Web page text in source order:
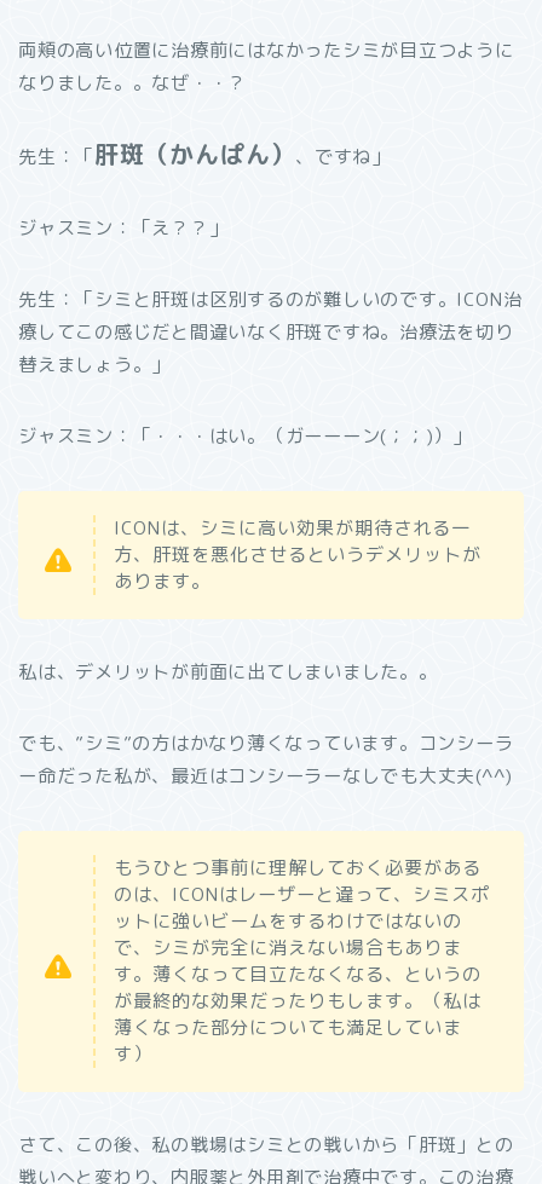
両頬の高い位置に治療前にはなかったシミが目立つように
なりました。。なぜ・・？
先生：「肝斑（かんぱん） 、ですね」
ジャスミン：「え？？」
先生：「シミと肝斑は区別するのが難しいのです。ICON治
療してこの感じだと間違いなく肝斑ですね。治療法を切り
替えましょう。」
ジャスミン：「・・・はい。（ガーーーン(；；)）」
ICONは、シミに高い効果が期待される一
方、肝斑を悪化させるというデメリットが
あります。
私は、デメリットが前面に出てしまいました。。
でも、”シミ”の方はかなり薄くなっています。コンシーラ
ー命だった私が、最近はコンシーラーなしでも大丈夫(^^)
もうひとつ事前に理解しておく必要がある
のは、ICONはレーザーと違って、シミスポ
ットに強いビームをするわけではないの
で、シミが完全に消えない場合もありま
す。薄くなって目立たなくなる、というの
が最終的な効果だったりもします。（私は
薄くなった部分についても満足していま
す）
さて、この後、私の戦場はシミとの戦いから「肝斑」との
戦いへと変わり、内服薬と外用剤で治療中です。この治療